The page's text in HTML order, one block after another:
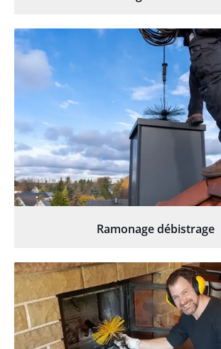
Ramonage débistrage